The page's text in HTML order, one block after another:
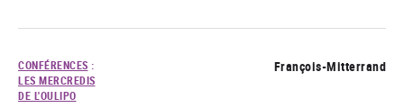
CONFÉRENCES :
LES MERCREDIS
DE L'OULIPO
François-Mitterrand